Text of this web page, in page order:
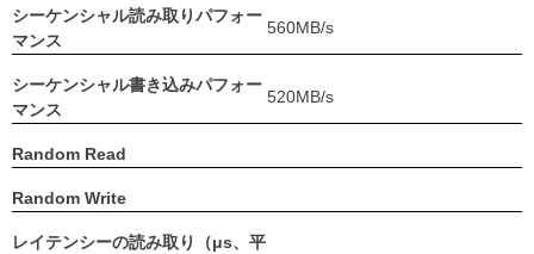
シーケンシャル読み取りパフォー
マンス
560MB/s
シーケンシャル書き込みパフォー
マンス
520MB/s
Random Read
Random Write
レイテンシーの読み取り（μs、平